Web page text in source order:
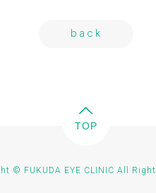
back
TOP
© FUKUDA EYE CLINIC All